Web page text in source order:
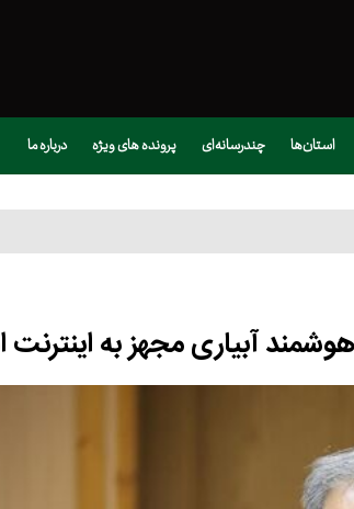
استان‌ها چندرسانه‌ای پرونده های ویژه درباره ما